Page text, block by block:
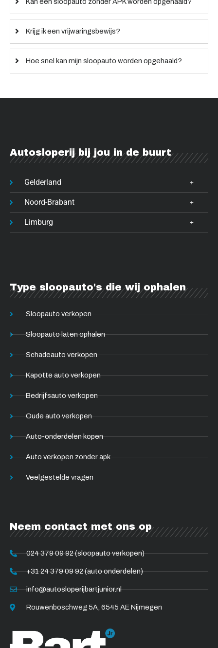
Krijg ik een vrijwaringsbewijs?
Hoe snel kan mijn sloopauto worden opgehaald?
Autosloperij bij jou in de buurt
Gelderland
Noord-Brabant
Limburg
Type sloopauto's die wij ophalen
Sloopauto verkopen
Sloopauto laten ophalen
Schadeauto verkopen
Kapotte auto verkopen
Bedrijfsauto verkopen
Oude auto verkopen
Auto-onderdelen kopen
Auto verkopen zonder apk
Veelgestelde vragen
Neem contact met ons op
024 379 09 92 (sloopauto verkopen)
+31 24 379 09 92 (auto onderdelen)
info@autosloperijbartjunior.nl
Rouwenboschweg 5A, 6545 AE Nijmegen